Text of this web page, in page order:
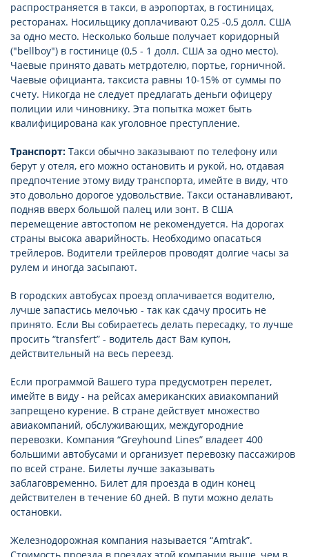
распространяется в такси, в аэропортах, в гостиницах,
ресторанах. Носильщику доплачивают 0,25 -0,5 долл. США
за одно место. Несколько больше получает коридорный
("bellboy") в гостинице (0,5 - 1 долл. США за одно место).
Чаевые принято давать метрдотелю, портье, горничной.
Чаевые официанта, таксиста равны 10-15% от суммы по
счету. Никогда не следует предлагать деньги офицеру
полиции или чиновнику. Эта попытка может быть
квалифицирована как уголовное преступление.
Транспорт: Такси обычно заказывают по телефону или
берут у отеля, его можно остановить и рукой, но, отдавая
предпочтение этому виду транспорта, имейте в виду, что
это довольно дорогое удовольствие. Такси останавливают,
подняв вверх большой палец или зонт. В США
перемещение автостопом не рекомендуется. На дорогах
страны высока аварийность. Необходимо опасаться
трейлеров. Водители трейлеров проводят долгие часы за
рулем и иногда засыпают.
В городских автобусах проезд оплачивается водителю,
лучше запастись мелочью - так как сдачу просить не
принято. Если Вы собираетесь делать пересадку, то лучше
просить “transfert” - водитель даст Вам купон,
действительный на весь переезд.
Если программой Вашего тура предусмотрен перелет,
имейте в виду - на рейсах американских авиакомпаний
запрещено курение. В стране действует множество
авиакомпаний, обслуживающих, междугородние
перевозки. Компания “Greyhound Lines” владеет 400
большими автобусами и организует перевозку пассажиров
по всей стране. Билеты лучше заказывать
заблаговременно. Билет для проезда в один конец
действителен в течение 60 дней. В пути можно делать
остановки.
Железнодорожная компания называется “Amtrak”.